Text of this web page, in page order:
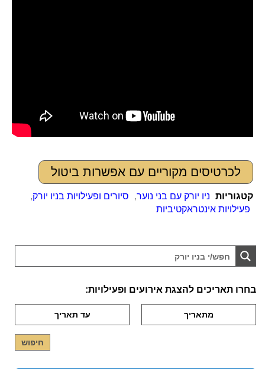
לכרטיסים מקוריים עם אפשרות ביטול
קטגוריות ניו יורק עם בני נוער, סיורים ופעילויות בניו יורק,
פעילויות אינטראקטיביות
בחרו תאריכים להצגת אירועים ופעילויות: